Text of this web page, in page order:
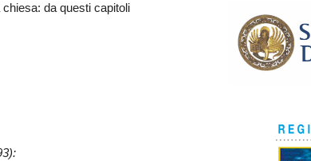
chiesa: da questi capitoli